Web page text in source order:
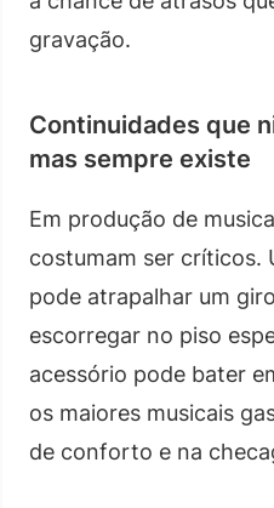
gravação.
Continuidades que
mas sempre existe
Em produção de
costumam ser críticos.
pode atrapalhar um
escorregar no piso
acessório pode bater
os maiores musicais
de conforto e na